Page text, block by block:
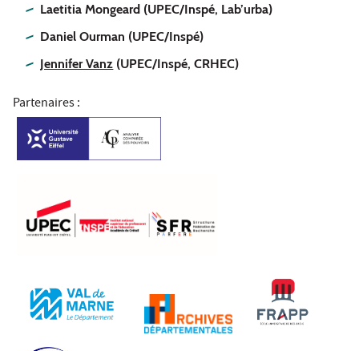
Laetitia Mongeard (UPEC/Inspé, Lab’urba)
Daniel Ourman (UPEC/Inspé)
Jennifer Vanz (UPEC/Inspé, CRHEC)
Partenaires :